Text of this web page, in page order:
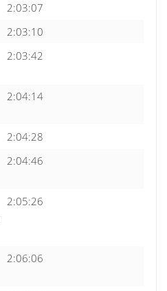
2:03:07
2:03:10
2:03:42
2:04:14
2:04:28
2:04:46
2:05:26
2:06:06